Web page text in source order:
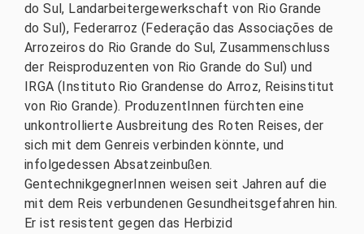
do Sul, Landarbeitergewerkschaft von Rio Grande
do Sul), Federarroz (Federação das Associações de
Arrozeiros do Rio Grande do Sul, Zusammenschluss
der Reisproduzenten von Rio Grande do Sul) und
IRGA (Instituto Rio Grandense do Arroz, Reisinstitut
von Rio Grande). ProduzentInnen fürchten eine
unkontrollierte Ausbreitung des Roten Reises, der
sich mit dem Genreis verbinden könnte, und
infolgedessen Absatzeinbußen.
GentechnikgegnerInnen weisen seit Jahren auf die
mit dem Reis verbundenen Gesundheitsgefahren hin.
Er ist resistent gegen das Herbizid